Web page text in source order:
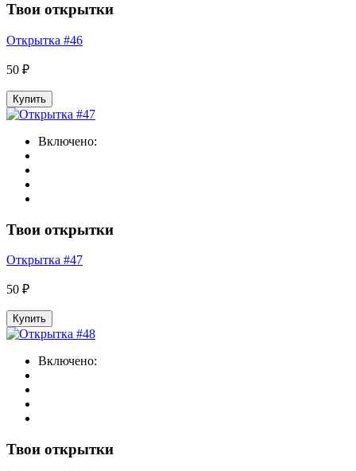
Твои открытки
Открытка #46
50 ₽
Купить
Включено:
Твои открытки
Открытка #47
50 ₽
Купить
Включено:
Твои открытки